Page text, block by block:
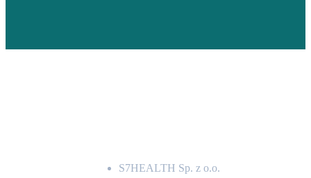
S7HEALTH Sp. z o.o.